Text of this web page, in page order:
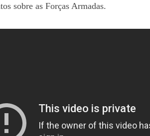
sobre as Forças Armadas.